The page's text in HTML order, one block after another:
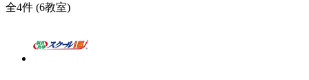
全4件 (6教室)